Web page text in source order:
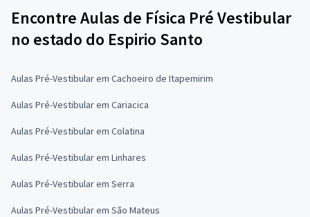
Encontre Aulas de Física Pré Vestibular
no estado do Espirio Santo
Aulas Pré-Vestibular em Cachoeiro de Itapemirim
Aulas Pré-Vestibular em Cariacica
Aulas Pré-Vestibular em Colatina
Aulas Pré-Vestibular em Linhares
Aulas Pré-Vestibular em Serra
Aulas Pré-Vestibular em São Mateus